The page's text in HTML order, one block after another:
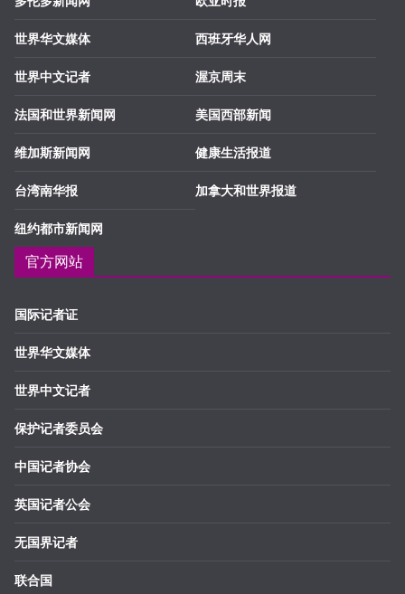
世界华文媒体
世界中文记者
法国和世界新闻网
维加斯新闻网
台湾南华报
纽约都市新闻网
西班牙华人网
渥京周末
美国西部新闻
健康生活报道
加拿大和世界报道
官方网站
国际记者证
世界华文媒体
世界中文记者
保护记者委员会
中国记者协会
英国记者公会
无国界记者
联合国